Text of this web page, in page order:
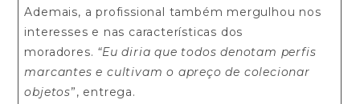
Ademais, a profissional também mergulhou nos
interesses e nas características dos
moradores. “Eu diria que todos denotam perfis
marcantes e cultivam o apreço de colecionar
objetos”, entrega.